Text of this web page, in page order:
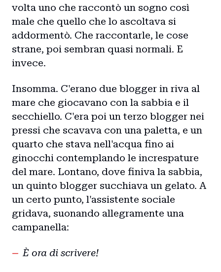
volta uno che raccontò un sogno così
male che quello che lo ascoltava si
addormentò. Che raccontarle, le cose
strane, poi sembran quasi normali. E
invece.
Insomma. C'erano due blogger in riva al
mare che giocavano con la sabbia e il
secchiello. C'era poi un terzo blogger nei
pressi che scavava con una paletta, e un
quarto che stava nell'acqua fino ai
ginocchi contemplando le increspature
del mare. Lontano, dove finiva la sabbia,
un quinto blogger succhiava un gelato. A
un certo punto, l'assistente sociale
gridava, suonando allegramente una
campanella:
È ora di scrivere!